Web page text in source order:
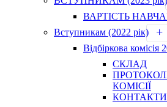
ВАРТІСТЬ
Вступникам (2022 рік)
Відбіркова комісія
СКЛАД
КОМІСІЇ
КОНТАКТИ